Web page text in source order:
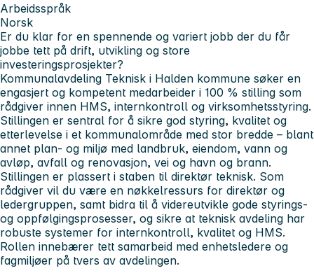
Arbeidsspråk
Norsk
Er du klar for en spennende og variert jobb der du får
jobbe tett på drift, utvikling og store
investeringsprosjekter?
Kommunalavdeling Teknisk i Halden kommune søker en
engasjert og kompetent medarbeider i 100 % stilling som
rådgiver innen HMS, internkontroll og virksomhetsstyring.
Stillingen er sentral for å sikre god styring, kvalitet og
etterlevelse i et kommunalområde med stor bredde – blant
annet plan- og miljø med landbruk, eiendom, vann og
avløp, avfall og renovasjon, vei og havn og brann.
Stillingen er plassert i staben til direktør teknisk. Som
rådgiver vil du være en nøkkelressurs for direktør og
ledergruppen, samt bidra til å videreutvikle gode styrings-
og oppfølgingsprosesser, og sikre at teknisk avdeling har
robuste systemer for internkontroll, kvalitet og HMS.
Rollen innebærer tett samarbeid med enhetsledere og
fagmiljøer på tvers av avdelingen.